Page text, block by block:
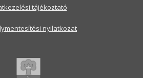
tájékoztató
nyilatkozat